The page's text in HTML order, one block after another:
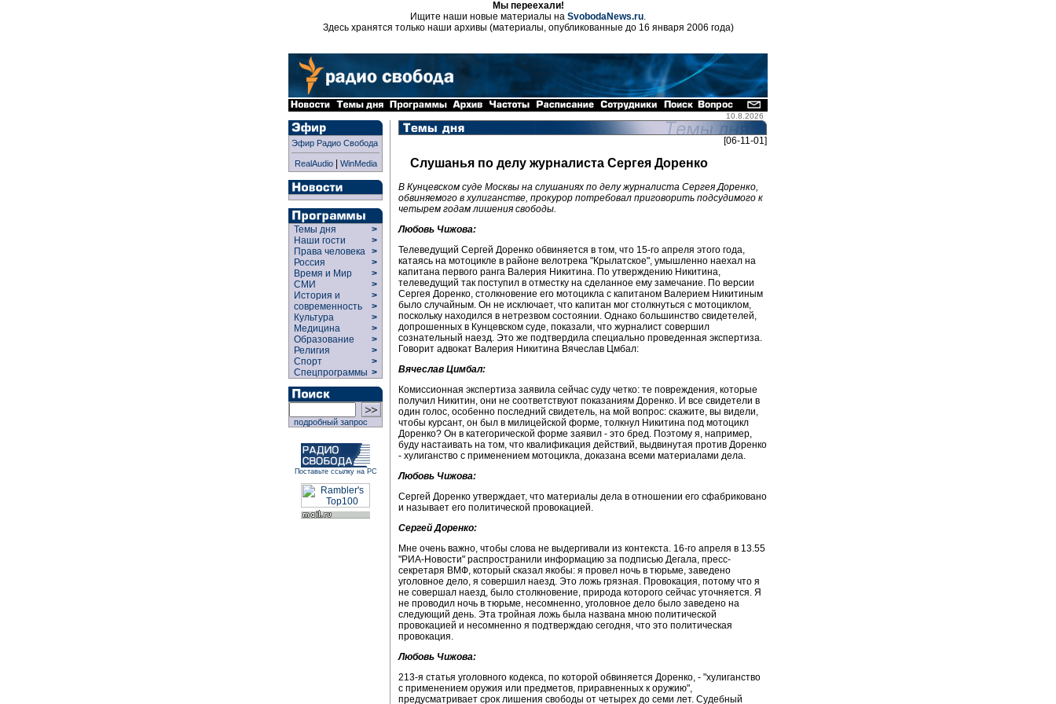
Мы переехали!
Ищите наши новые материалы на SvobodaNews.ru.
Здесь хранятся только наши архивы (материалы, опубликованные до 16 января 2006 года)
10.8.2026
Эфир Радио Свобода
RealAudio| WinMedia
Темы дня
>
Наши гости
>
Права человека >
Россия
>
Время и Мир
>
СМИ
>
История и
современность
>
>
Культура
>
Медицина
>
Образование
>
Религия
>
Спорт
>
Спецпрограммы >
подробный запрос
Поставьте ссылку на РС
[06-11-01]
Слушанья по делу журналиста Сергея Доренко
В Кунцевском суде Москвы на слушаниях по делу журналиста Сергея Доренко,
обвиняемого в хулиганстве, прокурор потребовал приговорить подсудимого к
четырем годам лишения свободы.
Любовь Чижова:
Телеведущий Сергей Доренко обвиняется в том, что 15-го апреля этого года,
катаясь на мотоцикле в районе велотрека "Крылатское", умышленно наехал на
капитана первого ранга Валерия Никитина. По утверждению Никитина,
телеведущий так поступил в отместку на сделанное ему замечание. По версии
Сергея Доренко, столкновение его мотоцикла с капитаном Валерием Никитиным
было случайным. Он не исключает, что капитан мог столкнуться с мотоциклом,
поскольку находился в нетрезвом состоянии. Однако большинство свидетелей,
допрошенных в Кунцевском суде, показали, что журналист совершил
сознательный наезд. Это же подтвердила специально проведенная экспертиза.
Говорит адвокат Валерия Никитина Вячеслав Цмбал:
Вячеслав Цимбал:
Комиссионная экспертиза заявила сейчас суду четко: те повреждения, которые
получил Никитин, они не соответствуют показаниям Доренко. И все свидетели в
один голос, особенно последний свидетель, на мой вопрос: скажите, вы видели,
чтобы курсант, он был в милицейской форме, толкнул Никитина под мотоцикл
Доренко? Он в категорической форме заявил - это бред. Поэтому я, например,
буду настаивать на том, что квалификация действий, выдвинутая против Доренко
- хулиганство с применением мотоцикла, доказана всеми материалами дела.
Любовь Чижова:
Сергей Доренко утверждает, что материалы дела в отношении его сфабриковано
и называет его политической провокацией.
Сергей Доренко:
Мне очень важно, чтобы слова не выдергивали из контекста. 16-го апреля в 13.55
"РИА-Новости" распространили информацию за подписью Дегала, пресс-
секретаря ВМФ, который сказал якобы: я провел ночь в тюрьме, заведено
уголовное дело, я совершил наезд. Это ложь грязная. Провокация, потому что я
не совершал наезд, было столкновение, природа которого сейчас уточняется. Я
не проводил ночь в тюрьме, несомненно, уголовное дело было заведено на
следующий день. Эта тройная ложь была названа мною политической
провокацией и несомненно я подтверждаю сегодня, что это политическая
провокация.
Любовь Чижова:
213-я статья уголовного кодекса, по которой обвиняется Доренко, - "хулиганство
с применением оружия или предметов, приравненных к оружию",
предусматривает срок лишения свободы от четырех до семи лет. Судебный